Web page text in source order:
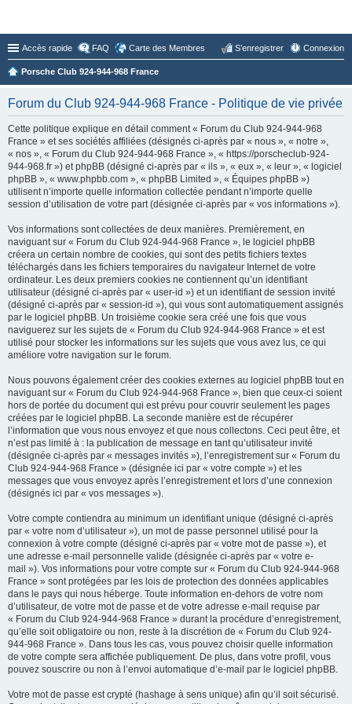
Accès rapide FAQ Carte des Membres Connexion
S’enregistrer
Porsche Club 924-944-968 France
Forum du Club 924-944-968 France - Politique de vie privée
Cette politique explique en détail comment « Forum du Club 924-944-968
France » et ses sociétés affiliées (désignés ci-après par « nous », « notre »,
« nos », « Forum du Club 924-944-968 France », « https://porscheclub-924-
944-968.fr ») et phpBB (désigné ci-après par « ils », « eux », « leur », « logiciel
phpBB », « www.phpbb.com », « phpBB Limited », « Équipes phpBB »)
utilisent n’importe quelle information collectée pendant n’importe quelle
session d’utilisation de votre part (désignée ci-après par « vos informations »).
Vos informations sont collectées de deux manières. Premièrement, en
naviguant sur « Forum du Club 924-944-968 France », le logiciel phpBB
créera un certain nombre de cookies, qui sont des petits fichiers textes
téléchargés dans les fichiers temporaires du navigateur Internet de votre
ordinateur. Les deux premiers cookies ne contiennent qu’un identifiant
utilisateur (désigné ci-après par « user-id ») et un identifiant de session invité
(désigné ci-après par « session-id »), qui vous sont automatiquement assignés
par le logiciel phpBB. Un troisième cookie sera créé une fois que vous
naviguerez sur les sujets de « Forum du Club 924-944-968 France » et est
utilisé pour stocker les informations sur les sujets que vous avez lus, ce qui
améliore votre navigation sur le forum.
Nous pouvons également créer des cookies externes au logiciel phpBB tout en
naviguant sur « Forum du Club 924-944-968 France », bien que ceux-ci soient
hors de portée du document qui est prévu pour couvrir seulement les pages
créées par le logiciel phpBB. La seconde manière est de récupérer
l’information que vous nous envoyez et que nous collectons. Ceci peut être, et
n’est pas limité à : la publication de message en tant qu’utilisateur invité
(désignée ci-après par « messages invités »), l’enregistrement sur « Forum du
Club 924-944-968 France » (désignée ici par « votre compte ») et les
messages que vous envoyez après l’enregistrement et lors d’une connexion
(désignés ici par « vos messages »).
Votre compte contiendra au minimum un identifiant unique (désigné ci-après
par « votre nom d’utilisateur »), un mot de passe personnel utilisé pour la
connexion à votre compte (désigné ci-après par « votre mot de passe »), et
une adresse e-mail personnelle valide (désignée ci-après par « votre e-
mail »). Vos informations pour votre compte sur « Forum du Club 924-944-968
France » sont protégées par les lois de protection des données applicables
dans le pays qui nous héberge. Toute information en-dehors de votre nom
d’utilisateur, de votre mot de passe et de votre adresse e-mail requise par
« Forum du Club 924-944-968 France » durant la procédure d’enregistrement,
qu’elle soit obligatoire ou non, reste à la discrétion de « Forum du Club 924-
944-968 France ». Dans tous les cas, vous pouvez choisir quelle information
de votre compte sera affichée publiquement. De plus, dans votre profil, vous
pouvez souscrire ou non à l’envoi automatique d’e-mail par le logiciel phpBB.
Votre mot de passe est crypté (hashage à sens unique) afin qu’il soit sécurisé.